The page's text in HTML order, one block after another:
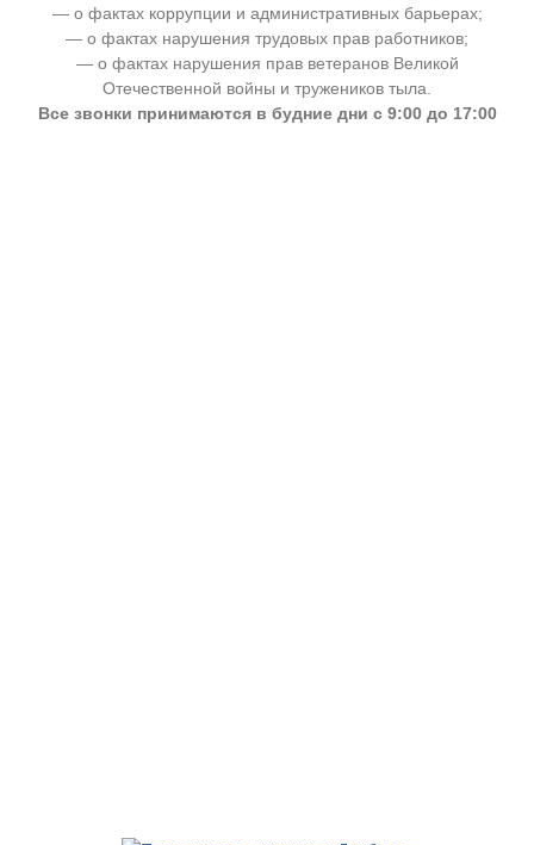
— о фактах коррупции и административных барьерах;
— о фактах нарушения трудовых прав работников;
— о фактах нарушения прав ветеранов Великой
Отечественной войны и тружеников тыла.
Все звонки принимаются в будние дни с 9:00 до 17:00